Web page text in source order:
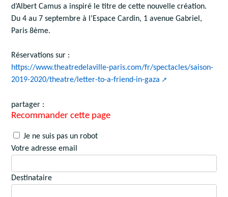
d’Albert Camus a inspiré le titre de cette nouvelle création.
Du 4 au 7 septembre à l’Espace Cardin, 1 avenue Gabriel,
Paris 8ème.
Réservations sur :
https://www.theatredelaville-paris.com/fr/spectacles/saison-
2019-2020/theatre/letter-to-a-friend-in-gaza
partager :
Recommander cette page
Je ne suis pas un robot
Votre adresse email
Destinataire